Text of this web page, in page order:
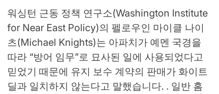
워싱턴 근동 정책 연구소(Washington Institute
for Near East Policy)의 펠로우인 마이클 나이
츠(Michael Knights)는 아파치가 예멘 국경을
따라 “방어 임무”로 묘사된 일에 사용되었다고
믿었기 때문에 유지 보수 계약의 판매가 화이트
딜과 일치하지 않는다고 말했습니다. . 일반 홈